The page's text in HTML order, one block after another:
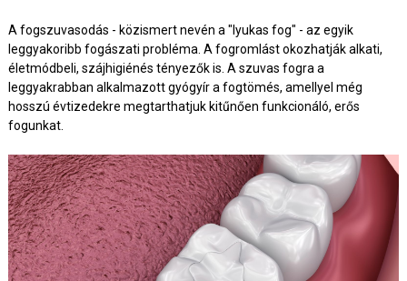
A fogszuvasodás - közismert nevén a "lyukas fog" - az egyik
leggyakoribb fogászati probléma. A fogromlást okozhatják alkati,
életmódbeli, szájhigiénés tényezők is. A szuvas fogra a
leggyakrabban alkalmazott gyógyír a fogtömés, amellyel még
hosszú évtizedekre megtarthatjuk kitűnően funkcionáló, erős
fogunkat.